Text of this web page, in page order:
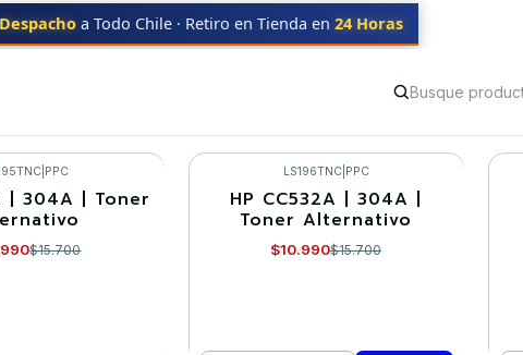
Despacho a Todo Chile · Retiro en Tienda en 24 Horas
| PPC
| 304A | Toner
$15.700
-30%
LS196TNC| PPC
HP CC532A | 304A |
Toner Alternativo
$10.990$15.700